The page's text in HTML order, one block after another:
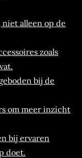
alleen op de
zoals
bij de
om meer inzicht
bij ervaren
doet.